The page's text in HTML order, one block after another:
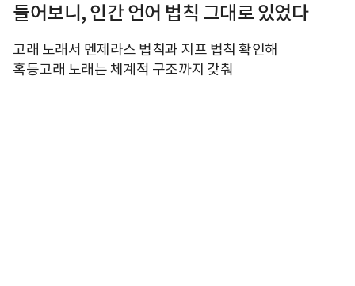
들어보니, 인간 언어 법칙 그대로 있었다
고래 노래서 멘제라스 법칙과 지프 법칙 확인해
혹등고래 노래는 체계적 구조까지 갖춰